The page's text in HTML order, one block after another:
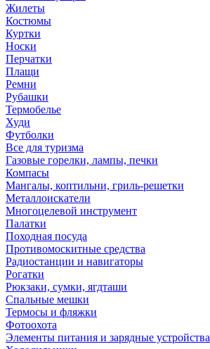
Жилеты
Костюмы
Куртки
Носки
Перчатки
Плащи
Ремни
Рубашки
Термобелье
Худи
Футболки
Все для туризма
Газовые горелки, лампы, печки
Компасы
Мангалы, коптильни, гриль-решетки
Металлоискатели
Многоцелевой инструмент
Палатки
Походная посуда
Противомоскитные средства
Радиостанции и навигаторы
Рогатки
Рюкзаки, сумки, ягдташи
Спальные мешки
Термосы и фляжки
Фотоохота
Элементы питания и зарядные устройства